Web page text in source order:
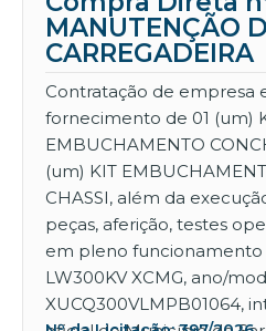
MANUTENÇÃO
CARREGADEIRA
Contratação de empresa
fornecimento de 01 (um)
EMBUCHAMENTO
(um) KIT
CHASSI, além da
peças, aferição, testes
em pleno funcionamento
LW300KV XCMG, ano/
XUCQ300VLMPB01064,